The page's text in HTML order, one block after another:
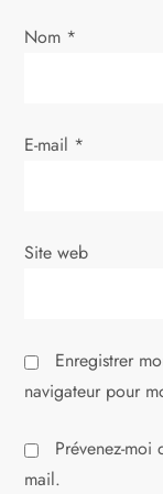
’
r
i
l
e
Nom *
E-mail *
Site web
Enregistrer
navigateur pour
Prévenez-moi
mail.